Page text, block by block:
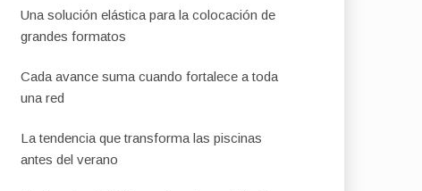
Una solución elástica para la colocación de
grandes formatos
Cada avance suma cuando fortalece a toda
una red
La tendencia que transforma las piscinas
antes del verano